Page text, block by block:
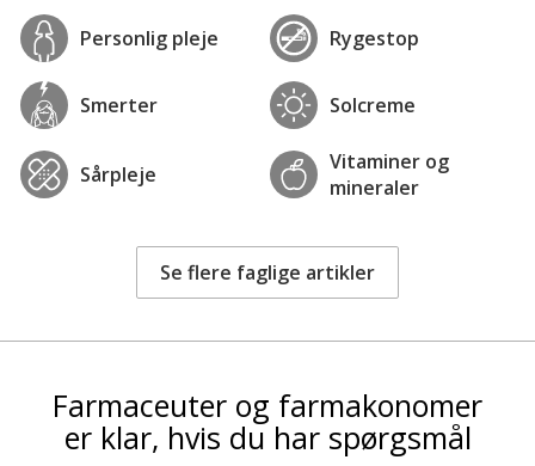
Personlig pleje Rygestop
Smerter Solcreme
Sårpleje
Vitaminer og
mineraler
Se flere faglige artikler
Farmaceuter og farmakonomer
er klar, hvis du har spørgsmål